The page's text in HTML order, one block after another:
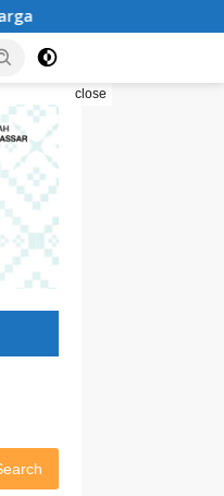
Solusi Menyelamatkan
close